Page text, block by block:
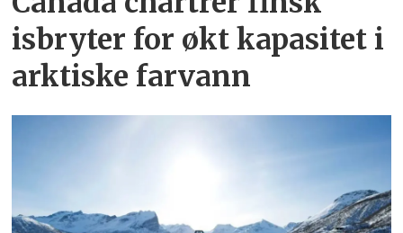
isbryter for økt kapasitet i
arktiske farvann